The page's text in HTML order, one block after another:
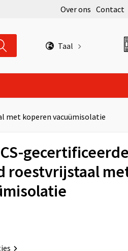
Over ons Contact
Taal
met koperen vacuümisolatie
roestvrijstaal